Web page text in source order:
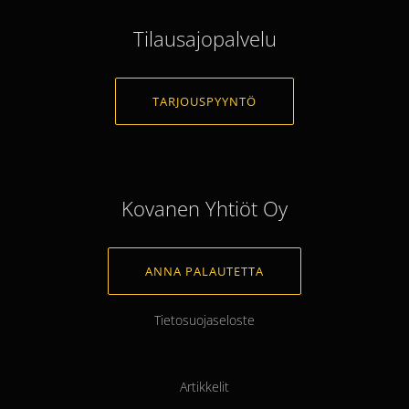
Tilausajopalvelu
TARJOUSPYYNTÖ
Kovanen Yhtiöt Oy
ANNA PALAUTETTA
Tietosuojaseloste
Artikkelit